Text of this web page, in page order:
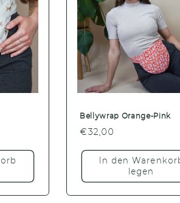
Bellywrap Orange-Pink
Normaler
Preis
€32,00
In den
legen